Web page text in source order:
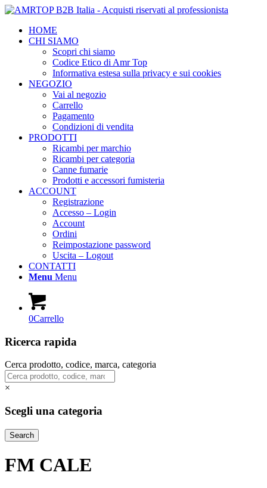
HOME
CHI SIAMO
Scopri chi siamo
Codice Etico di Amr Top
Informativa estesa sulla privacy e sui cookies
NEGOZIO
Vai al negozio
Carrello
Pagamento
Condizioni di vendita
PRODOTTI
Ricambi per marchio
Ricambi per categoria
Canne fumarie
Prodotti e accessori fumisteria
ACCOUNT
Registrazione
Accesso – Login
Account
Ordini
Reimpostazione password
Uscita – Logout
CONTATTI
Menu Menu
0Carrello
Ricerca rapida
Cerca prodotto, codice, marca, categoria
×
Scegli una categoria
Search
FM CALE